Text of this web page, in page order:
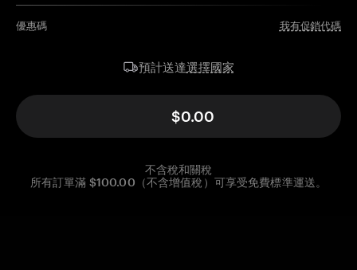
優惠碼 我有促銷代碼
預計送達選擇國家
$0.00
不含稅和關稅
所有訂單滿 $100.00（不含增值稅）可享受免費標準運送。